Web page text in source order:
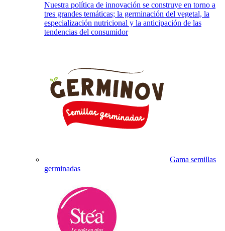
Nuestra política de innovación se construye en torno a
tres grandes temáticas; la germinación del vegetal, la
especialización nutricional y la anticipación de las
tendencias del consumidor
Gama semillas
germinadas